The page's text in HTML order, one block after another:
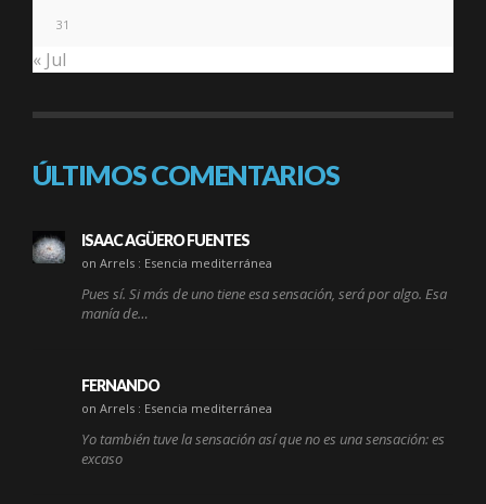
31
« Jul
ÚLTIMOS COMENTARIOS
ISAAC AGÜERO FUENTES
on Arrels : Esencia mediterránea
Pues sí. Si más de uno tiene esa sensación, será por algo. Esa
manía de…
FERNANDO
on Arrels : Esencia mediterránea
Yo también tuve la sensación así que no es una sensación: es
excaso